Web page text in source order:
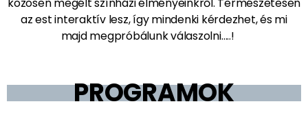
az est interaktív lesz, így mindenki kérdezhet, és mi
majd megpróbálunk válaszolni…..!
PROGRAMOK